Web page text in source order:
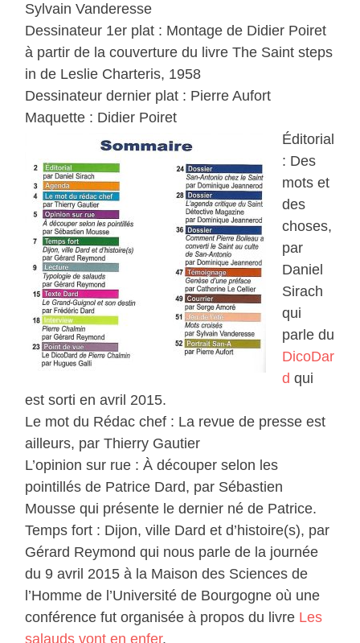
Sylvain Vanderesse
Dessinateur 1er plat : Montage de Didier Poiret
à partir de la couverture du livre The Saint steps
in de Leslie Charteris, 1958
Dessinateur dernier plat : Pierre Aufort
Maquette : Didier Poiret
Éditorial
: Des
mots et
des
choses,
par
Daniel
Sirach
qui
parle du
DicoDar
d qui
est sorti en avril 2015.
Le mot du Rédac chef : La revue de presse est
ailleurs, par Thierry Gautier
L’opinion sur rue : À découper selon les
pointillés de Patrice Dard, par Sébastien
Mousse qui présente le dernier né de Patrice.
Temps fort : Dijon, ville Dard et d’histoire(s), par
Gérard Reymond qui nous parle de la journée
du 9 avril 2015 à la Maison des Sciences de
l’Homme de l’Université de Bourgogne où une
conférence fut organisée à propos du livre Les
salauds vont en enfer.